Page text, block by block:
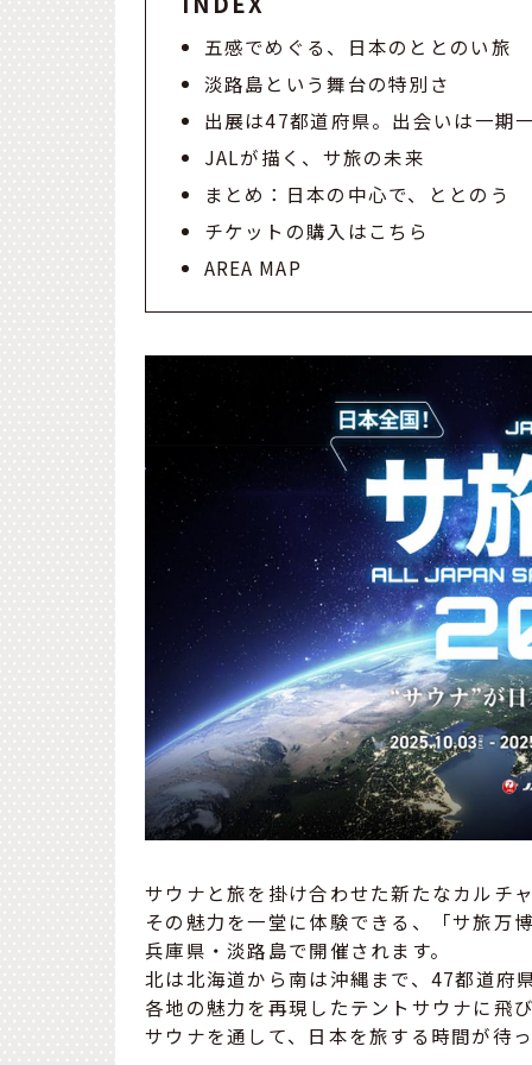
五感でめぐる、日本のととのい旅
淡路島という舞台の特別さ
出展は47都道府県。出会いは一期
JALが描く、サ旅の未来
まとめ：日本の中心で、ととのう
チケットの購入はこちら
AREA MAP
サウナと旅を掛け合わせた新たなカルチ
その魅力を一堂に体験できる、「サ旅
兵庫県・淡路島で開催されます。
北は北海道から南は沖縄まで、47都道府
各地の魅力を再現したテントサウナに飛
サウナを通して、日本を旅する時間が待